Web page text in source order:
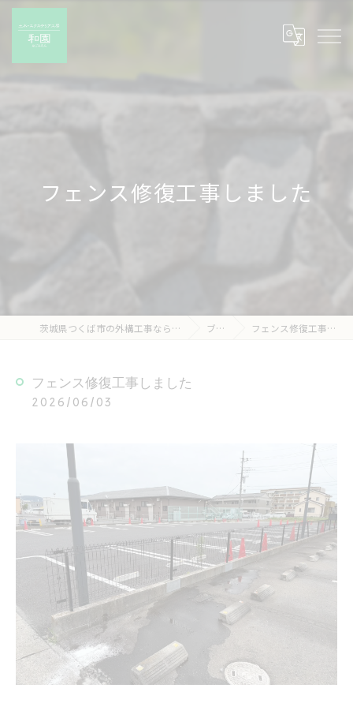
フェンス修復工事しました
茨城県つくば市の外構工事なら有限会社和園 ブログ フェンス修復工事しました
フェンス修復工事しました
2026/06/03